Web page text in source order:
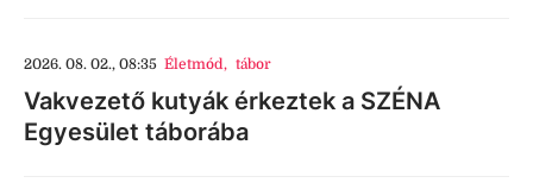
2026. 08. 02., 08:35 Életmód, tábor
Vakvezető kutyák érkeztek a SZÉNA
Egyesület táborába